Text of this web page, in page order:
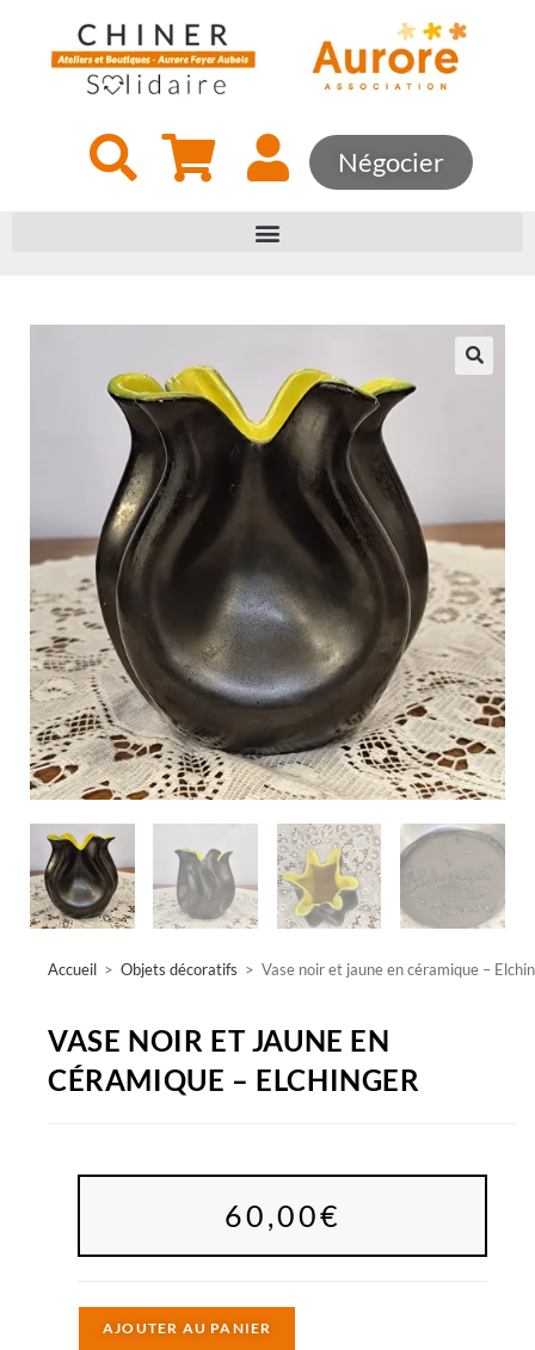
Négocier
Accueil > Objets décoratifs > Vase noir et jaune en céramique –
VASE NOIR ET JAUNE EN
CÉRAMIQUE – ELCHINGER
60,00€
AJOUTER AU PANIER